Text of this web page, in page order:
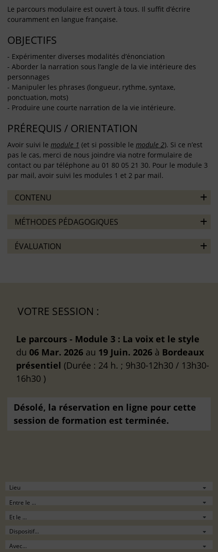
Le parcours modulaire est ouvert à tous. Il suffit d’écrire
couramment en langue française.
OBJECTIFS
- Expérimenter diverses modalités d’énonciation
- Aborder la narration sous l’angle de la vie intérieure des
personnages
- Manipuler les phrases (longueur, rythme, syntaxe,
ponctuation, mots)
- Produire une courte narration de la vie intérieure.
PRÉREQUIS / ORIENTATION
Avoir suivi le module 1 (et si possible le module 2). Si ce n’est
pas le cas, merci de nous joindre via notre formulaire de
contact ou par téléphone au 01 80 05 21 30. Pour le module 3
par mail, avoir suivi les modules 1 et 2 par mail.
CONTENU
MÉTHODES PÉDAGOGIQUES
ÉVALUATION
VOTRE SESSION :
Le parcours - Module 3 : La voix et le style
du 06 Mar. 2026 au 19 Juin. 2026 à Bordeaux
présentiel (Durée : 24 h. ; 9h30-12h30 / 13h30-
16h30 )
Désolé, la réservation en ligne pour cette
session de formation est terminée.